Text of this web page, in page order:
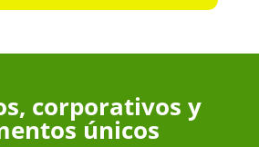
corporativos y
únicos